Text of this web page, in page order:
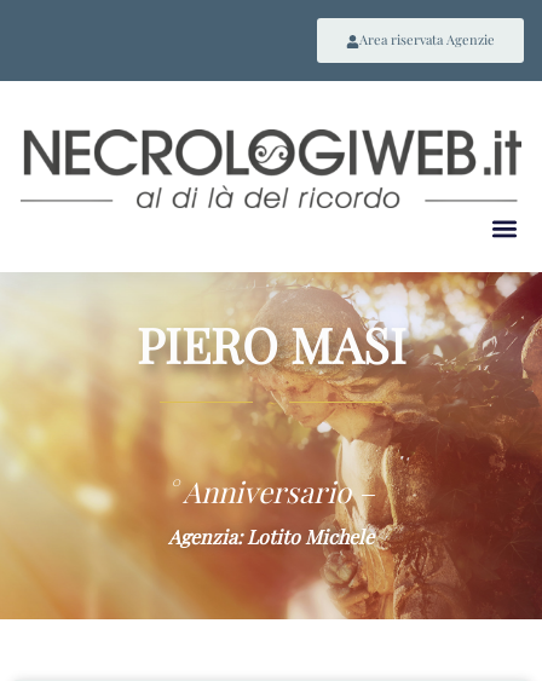
Area riservata Agenzie
PIERO MASI
~
° Anniversario –
Agenzia: Lotito Michele